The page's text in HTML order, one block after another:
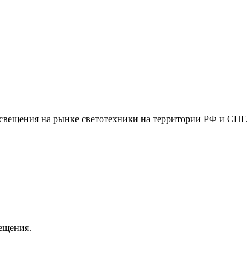
на рынке светотехники на территории РФ и СНГ.